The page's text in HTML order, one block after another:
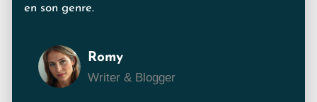
en son genre.
Romy
Writer & Blogger